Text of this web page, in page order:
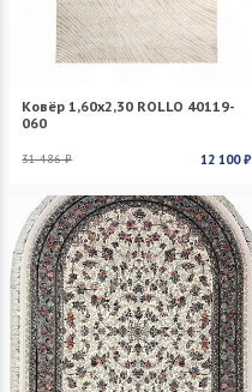
Ковёр 1,60х2,30 ROLLO 40119-
060
31 486 ₽ 12 100 ₽